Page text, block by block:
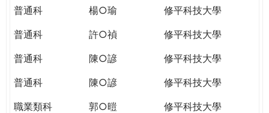
普通科
楊○瑜
修平科技大學
普通科
許○禎
修平科技大學
普通科
陳○諺
修平科技大學
普通科
陳○諺
修平科技大學
職業類科
郭○暟
修平科技大學